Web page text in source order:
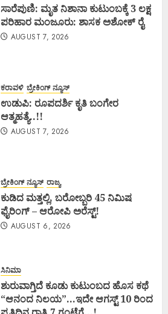
ಸಾರೆಪುಣಿ: ಮೃತ ನಿಶಾನಾ ಕುಟುಂಬಕ್ಕೆ 3 ಲಕ್ಷ
ಪರಿಹಾರ ಮಂಜೂರು: ಶಾಸಕ ಅಶೋಕ್ ರೈ
AUGUST 7, 2026
ಕರಾವಳಿ ಬ್ರೇಕಿಂಗ್ ನ್ಯೂಸ್
ಉಡುಪಿ: ರೂಪದರ್ಶಿ ಕೃತಿ ಬಂಗೇರ
ಆತ್ಮಹತ್ಯೆ..!!
AUGUST 7, 2026
ಬ್ರೇಕಿಂಗ್ ನ್ಯೂಸ್ ರಾಜ್ಯ
ಕುಡಿದ ಮತ್ತಲ್ಲಿ, ಬರೋಬ್ಬರಿ 45 ನಿಮಿಷ
ಫೈರಿಂಗ್ – ಆರೋಪಿ ಅರೆಸ್ಟ್!
AUGUST 6, 2026
ಸಿನಿಮಾ
ಶುರುವಾಗ್ತಿದೆ ಕೂಡು ಕುಟುಂಬದ ಹೊಸ ಕಥೆ
“ಆನಂದ ನಿಲಯ”…ಇದೇ ಆಗಸ್ಟ್ 10 ರಿಂದ